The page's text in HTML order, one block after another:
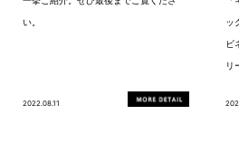
い。
2022.08.11
ッ
ビ
リ